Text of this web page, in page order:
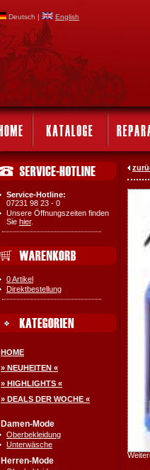
Deutsch | English
Service-Hotline:
07231 98 23 - 0
Unsere Öffnungszeiten finden
Sie hier.
0 Artikel
Direktbestellung
HOME
» NEUHEITEN «
» HIGHLIGHTS «
» DEALS DER WOCHE «
Damen-Mode
Oberbekleidung
Unterwäsche
Herren-Mode